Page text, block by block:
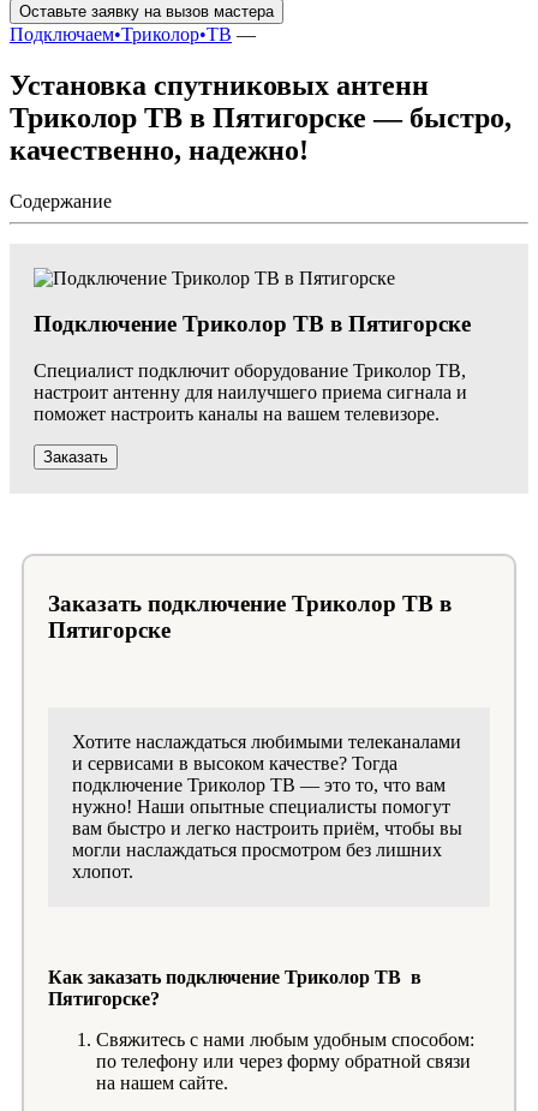
Оставьте заявку на вызов мастера
Подключаем•Триколор•ТВ —
Установка спутниковых антенн
Триколор ТВ в Пятигорске — быстро,
качественно, надежно!
Содержание
Подключение Триколор ТВ в Пятигорске
Специалист подключит оборудование Триколор ТВ,
настроит антенну для наилучшего приема сигнала и
поможет настроить каналы на вашем телевизоре.
Заказать
Заказать подключение Триколор ТВ в
Пятигорске
Хотите наслаждаться любимыми телеканалами
и сервисами в высоком качестве? Тогда
подключение Триколор ТВ — это то, что вам
нужно! Наши опытные специалисты помогут
вам быстро и легко настроить приём, чтобы вы
могли наслаждаться просмотром без лишних
хлопот.
Как заказать подключение Триколор ТВ в
Пятигорске?
Свяжитесь с нами любым удобным способом:
по телефону или через форму обратной связи
на нашем сайте.